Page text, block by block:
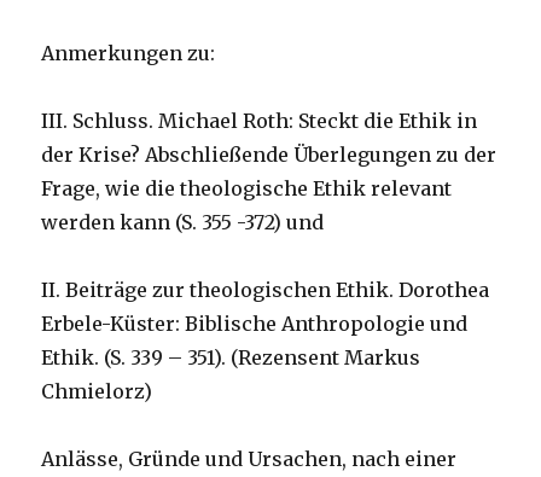
Anmerkungen zu:
III. Schluss. Michael Roth: Steckt die Ethik in
der Krise? Abschließende Überlegungen zu der
Frage, wie die theologische Ethik relevant
werden kann (S. 355 -372) und
II. Beiträge zur theologischen Ethik. Dorothea
Erbele-Küster: Biblische Anthropologie und
Ethik. (S. 339 – 351). (Rezensent Markus
Chmielorz)
Anlässe, Gründe und Ursachen, nach einer